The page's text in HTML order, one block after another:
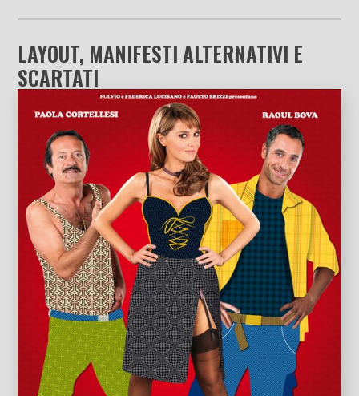
LAYOUT, MANIFESTI ALTERNATIVI E
SCARTATI